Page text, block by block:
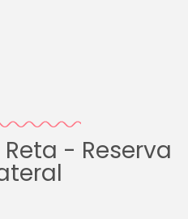
- Reserva